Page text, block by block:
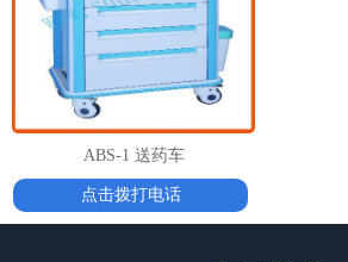
ABS-1 送药车
点击拨打电话